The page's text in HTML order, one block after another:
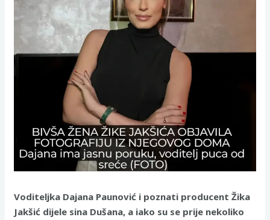
Voditeljka Dajana Paunović i poznati producent Žika
Jakšić dijele sina Dušana, a iako su se prije nekoliko